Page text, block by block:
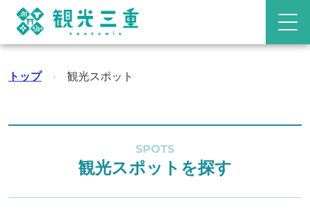
トップ › 観光スポット
SPOTS
観光スポットを探す